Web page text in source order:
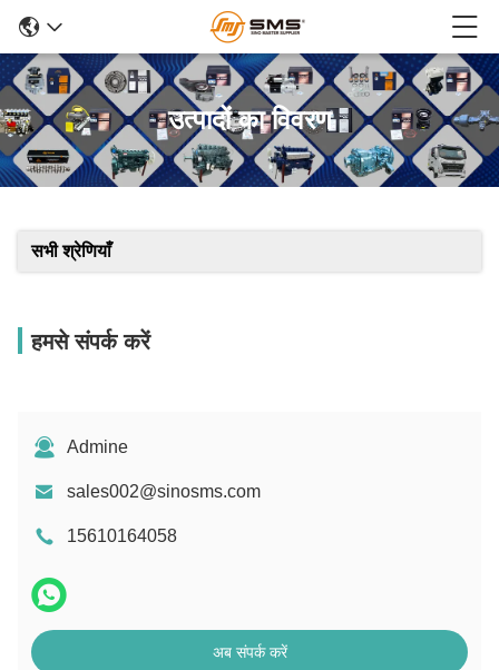
उत्पादों का विवरण
सभी श्रेणियाँ
हमसे संपर्क करें
Admine
sales002@sinosms.com
15610164058
अब संपर्क करें